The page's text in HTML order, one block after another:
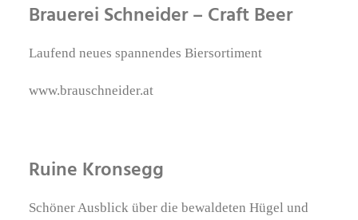
Brauerei Schneider – Craft Beer
Laufend neues spannendes Biersortiment
www.brauschneider.at
Ruine Kronsegg
Schöner Ausblick über die bewaldeten Hügel und